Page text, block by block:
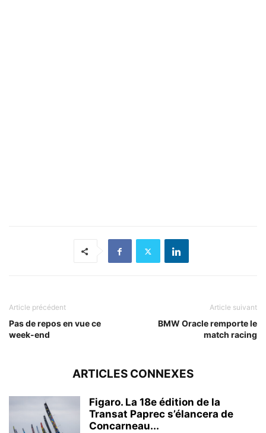
Article précédent
Pas de repos en vue ce
week-end
Article suivant
BMW Oracle remporte le
match racing
ARTICLES CONNEXES
Figaro. La 18e édition de la
Transat Paprec s’élancera de
Concarneau...